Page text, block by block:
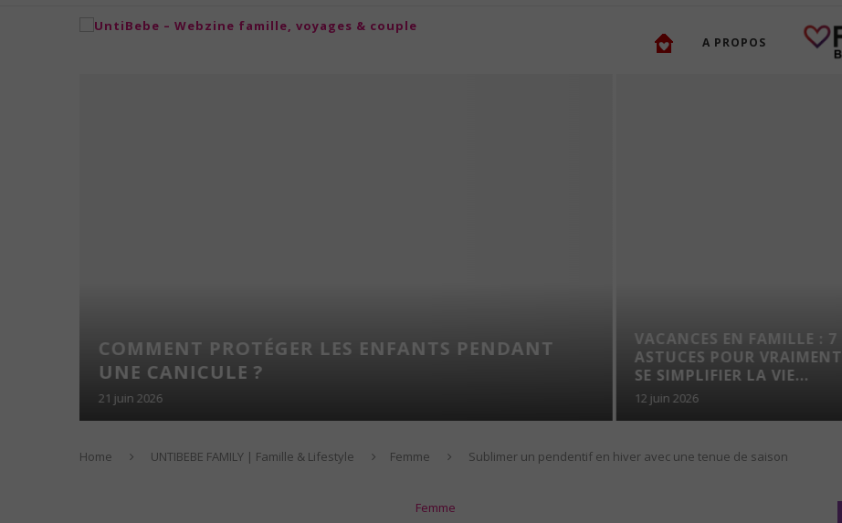
A PROPOS
COMMENT PROTÉGER LES ENFANTS PENDANT
UNE CANICULE ?
21 juin 2026
VACANCES EN FAMILLE : 7
ASTUCES POUR VRAIMENT
SE SIMPLIFIER LA VIE...
12 juin 2026
Home UNTIBEBE FAMILY | Famille & Lifestyle Femme Sublimer un pendentif en hiver avec une tenue de saison
Femme